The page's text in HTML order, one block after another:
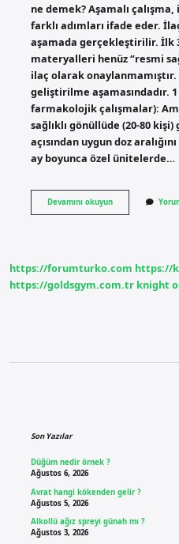
ne demek? Aşamalı
farklı adımları ifade eder.
aşamada gerçekleştirilir. İlk
materyalleri henüz “resmi
ilaç olarak
geliştirilme aşamasındadır.
farmakolojik çalışmalar):
sağlıklı gönüllüde (20-80
açısından uygun doz
ay boyunca özel ünitelerde…
Devamını okuyunFaz
Süresi
https://forumturko.com https://
https://goldsgym.com.tr knight
Son Yazılar
Düğüm nedir örnek ?
Ağustos 6, 2026
Avrat hangi kökenden gelir ?
Ağustos 5, 2026
Alkollü ağız spreyi günah mı ?
Ağustos 3, 2026